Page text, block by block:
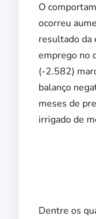
O
ocorreu
resultado da
emprego no
(-2.582)
balanço
meses de
irrigado de
Dentre os